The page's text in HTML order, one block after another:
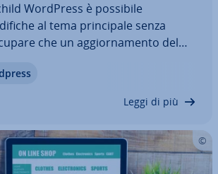
WordPress è possibile
al tema prin­ci­pa­le senza
che un ag­gior­na­men­to del
quando dovete ef­fet­tua­re
Leggi di più